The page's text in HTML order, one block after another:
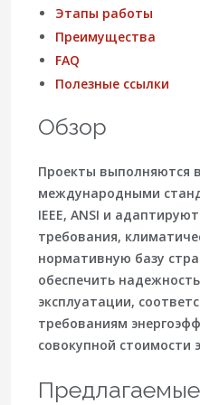
Этапы работы
Преимущества
FAQ
Полезные ссылки
Обзор
Проекты выполняются
международными
IEEE, ANSI и
требования,
нормативную базу
обеспечить
эксплуатации,
требованиям
совокупной стоимости